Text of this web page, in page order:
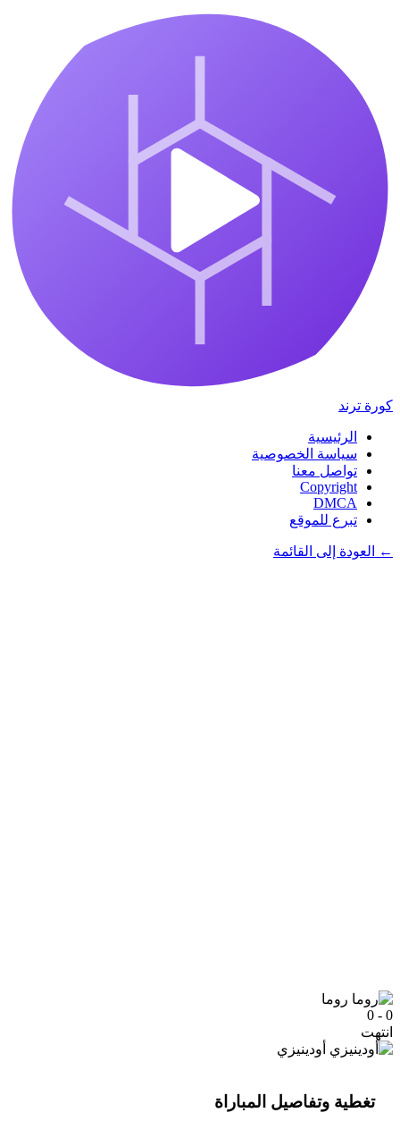
كورة ترند
الرئيسية
سياسة الخصوصية
تواصل معنا
Copyright
DMCA
تبرع للموقع
← العودة إلى القائمة
روما
0 - 0
انتهت
أودينيزي
تغطية وتفاصيل المباراة